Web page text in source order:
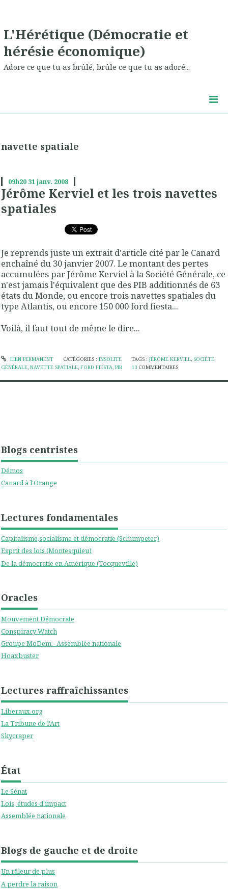
L'Hérétique (Démocratie et
hérésie économique)
Adore ce que tu as brûlé, brûle ce que tu as adoré...
Blogs centristes
Démos
Canard à l'Orange
Lectures fondamentales
Capitalisme,socialisme et démocratie (Schumpeter)
Esprit des lois (Montesquieu)
De la démocratie en Amérique (Tocqueville)
Oracles
Mouvement Démocrate
Conspiracy Watch
Groupe MoDem - Assemblée nationale
Hoaxbuster
Lectures raffraîchissantes
Liberaux.org
La Tribune de l'Art
Skycraper
État
Le Sénat
Lois, études d'impact
Assemblée nationale
Blogs de gauche et de droite
Un râleur de plus
A perdre la raison
navette spatiale
09h20 31janv. 2008
Jérôme Kerviel et les trois navettes
spatiales
Je reprends juste un extrait d'article cité par le Canard
enchaîné du 30 janvier 2007. Le montant des pertes
accumulées par Jérôme Kerviel à la Société Générale, ce
n'est jamais l'équivalent que des PIB additionnés de 63
états du Monde, ou encore trois navettes spatiales du
type Atlantis, ou encore 150 000 ford fiesta...
Voilà, il faut tout de même le dire...
LIEN PERMANENT CATÉGORIES : INSOLITE TAGS :JÉRÔME KERVIEL, SOCIÉTÉ
GÉNÉRALE, NAVETTE SPATIALE, FORD FIESTA, PIB 13 COMMENTAIRES